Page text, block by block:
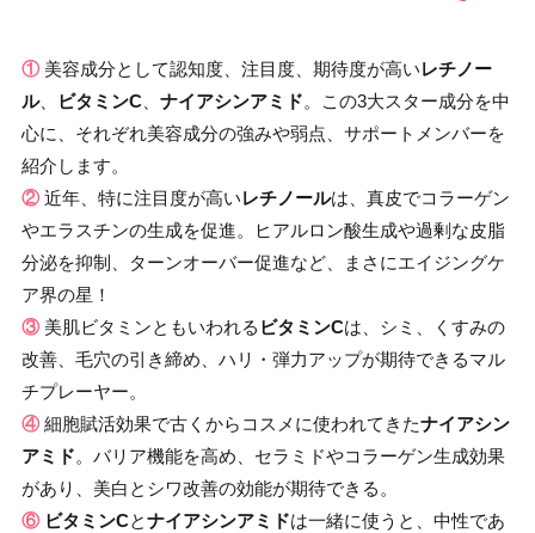
① 美容成分として認知度、注目度、期待度が高いレチノー
ル、 ビタミンC ナイアシンアミド。この3大スター成分を中
心に、それぞれ美容成分の強みや弱点、サポートメンバーを
紹介します。
② 近年、特に注目度が高いレチノールは、真皮でコラーゲン
やエラスチンの生成を促進。ヒアルロン酸生成や過剰な皮脂
分泌を抑制、ターンオーバー促進など、まさにエイジングケ
ア界の星！
③ 美肌ビタミンともいわれる ビタミンCは、シミ、くすみの
改善、毛穴の引き締め、ハリ・弾力アップが期待できるマル
チプレーヤー。
④ 細胞賦活効果で古くからコスメに使われてきたナイアシン
アミド。バリア機能を高め、セラミドやコラーゲン生成効果
があり、美白とシワ改善の効能が期待できる。
⑥ ビタミンCとナイアシンアミドは一緒に使うと、中性であ